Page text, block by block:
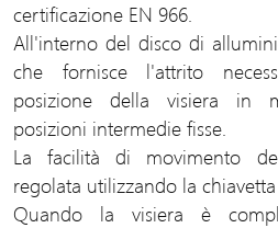
certificazione EN 966.
All'interno del disco di
che fornisce l'attrito
posizione della visiera in
posizioni intermedie fisse.
La facilità di movimento
regolata utilizzando la
Quando la visiera è